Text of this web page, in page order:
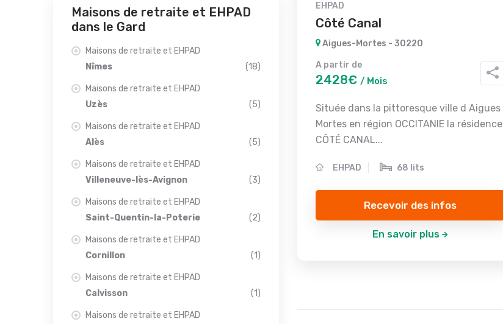
EHPAD
Côté Canal
Aigues-Mortes - 30220
A partir de
2428€ / Mois
Située dans la pittoresque ville d Aigues
Mortes en région OCCITANIE la résidence
CÔTÉ CANAL...
EHPAD 68 lits
Recevoir des infos
En savoir plus
Maisons de retraite et EHPAD
dans le Gard
Maisons de retraite et EHPAD
Nîmes
(18)
Maisons de retraite et EHPAD
Uzès
(5)
Maisons de retraite et EHPAD
Alès
(5)
Maisons de retraite et EHPAD
Villeneuve-lès-Avignon
(3)
Maisons de retraite et EHPAD
Saint-Quentin-la-Poterie
(2)
Maisons de retraite et EHPAD
Cornillon
(1)
Maisons de retraite et EHPAD
Calvisson
(1)
Maisons de retraite et EHPAD